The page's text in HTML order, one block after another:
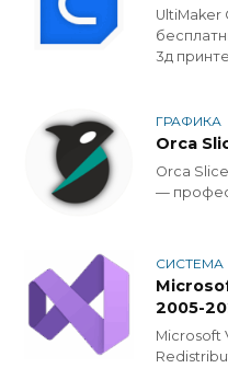
UltiMaker
3д
ГРАФИКА
Orca
Orca
—
СИСТЕМА
2005-
Microsoft